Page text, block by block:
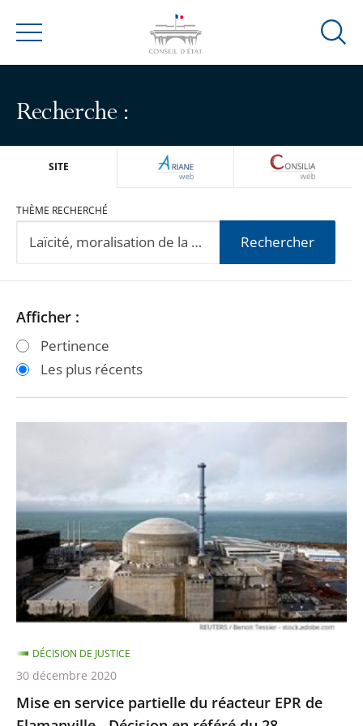
Menu
Ouvrir
Recherche :
SITE ARIANEWEB
THÈME RECHERCHÉ
Rechercher
Passer
les
filtres
Passer
les
filtres
Afficher :
Pertinence
Les plus récents
partielle
du
réacteur
EPR
de
Flamanville
Décision
en
référé
Mise en service partielle du réacteur EPR de
DÉCISION DE JUSTICE
30 décembre 2020